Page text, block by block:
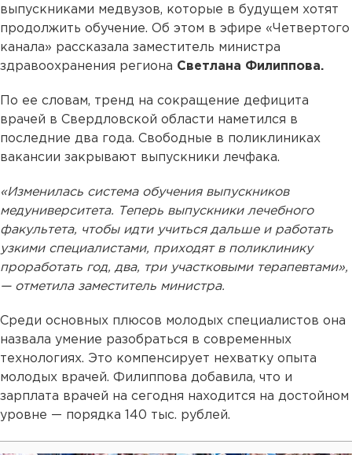
выпускниками медвузов, которые в будущем хотят
продолжить обучение. Об этом в эфире «Четвертого
канала» рассказала заместитель министра
здравоохранения региона Светлана Филиппова.
По ее словам, тренд на сокращение дефицита
врачей в Свердловской области наметился в
последние два года. Свободные в поликлиниках
вакансии закрывают выпускники лечфака.
«Изменилась система обучения выпускников
медуниверситета. Теперь выпускники лечебного
факультета, чтобы идти учиться дальше и работать
узкими специалистами, приходят в поликлинику
проработать год, два, три участковыми терапевтами»,
— отметила заместитель министра.
Среди основных плюсов молодых специалистов она
назвала умение разобраться в современных
технологиях. Это компенсирует нехватку опыта
молодых врачей. Филиппова добавила, что и
зарплата врачей на сегодня находится на достойном
уровне — порядка 140 тыс. рублей.